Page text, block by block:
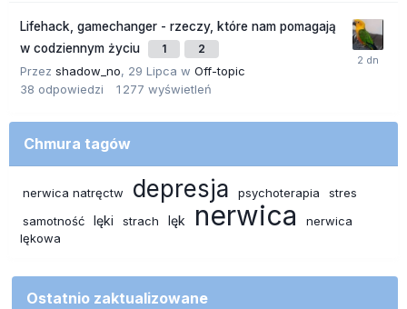
Lifehack, gamechanger - rzeczy, które nam pomagają
w codziennym życiu
1 2
Przez shadow_no, 29 Lipca w Off-topic
38 odpowiedzi 1 277 wyświetleń
Chmura tagów
nerwica natręctw depresja psychoterapia
stres
samotność
lęki strach lęk nerwica
nerwica
lękowa
Ostatnio zaktualizowane